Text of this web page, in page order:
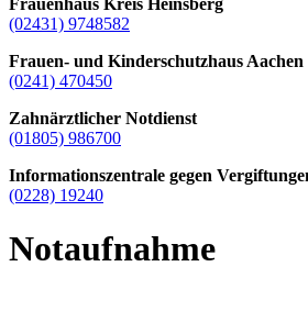
(02431) 9748582
Frauen- und Kinderschutzhaus Aachen
(0241) 470450
Zahnärztlicher Notdienst
(01805) 986700
Informationszentrale gegen
(0228) 19240
Notaufnahme